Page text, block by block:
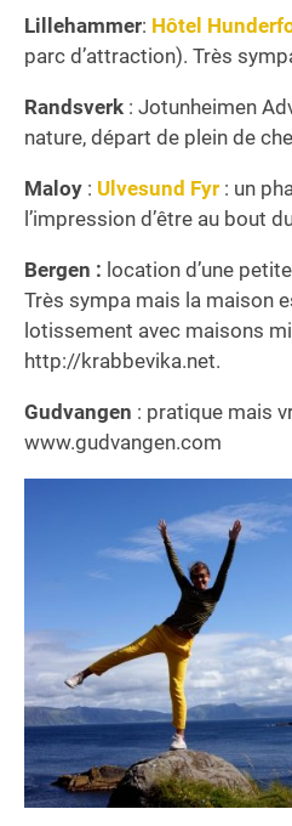
Lillehammer: Hôtel
parc d’attraction). Très
Randsverk : Jotunheimen
nature, départ de plein de
Maloy : Ulvesund Fyr : un
l’impression d’être au bout
Bergen : location d’une
Très sympa mais la maison
lotissement avec maisons
http://krabbevika.net.
Gudvangen : pratique mais
www.gudvangen.com